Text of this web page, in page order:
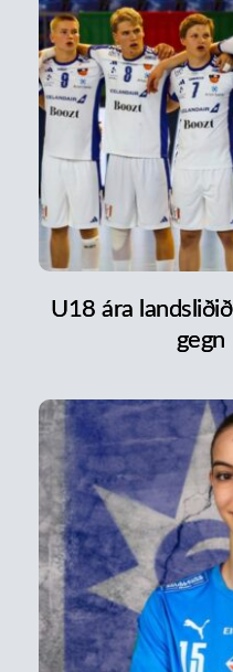
U18 ára
gegn